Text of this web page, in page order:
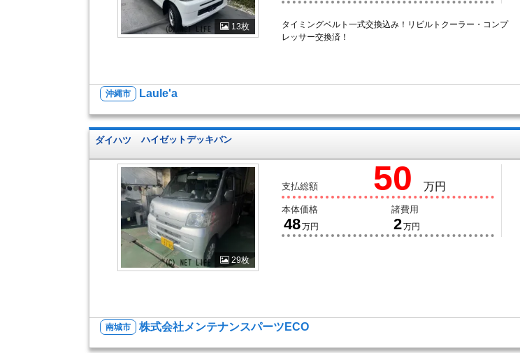
13枚
タイミングベルト一式交換込み！リビルトクーラー・コンプ
レッサー交換済！
沖縄市 Laule'a
ダイハツ ハイゼットデッキバン
29枚
支払総額 50 万円
本体価格
48万円
諸費用
2万円
南城市 株式会社メンテナンスパーツECO